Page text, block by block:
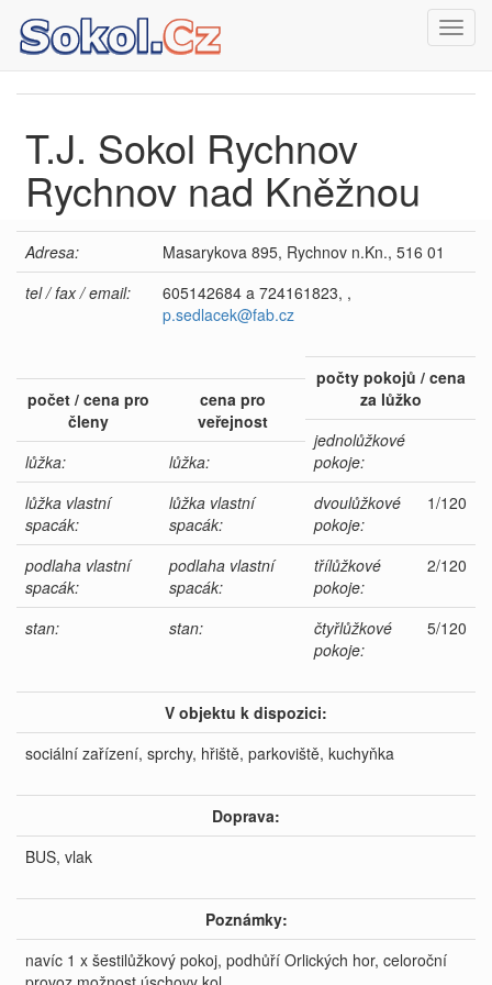
T.J. Sokol Rychnov
Rychnov nad Kněžnou
Adresa:
Masarykova 895, Rychnov n.Kn., 516 01
tel / fax / email:
605142684 a 724161823, ,
p.sedlacek@fab.cz
počet / cena pro
členy
lůžka:
lůžka vlastní
spacák:
podlaha vlastní
spacák:
stan:
cena pro
veřejnost
lůžka:
lůžka vlastní
spacák:
podlaha vlastní
spacák:
stan:
počty pokojů / cena
za lůžko
jednolůžkové
pokoje:
dvoulůžkové
pokoje:
1/120
třílůžkové
pokoje:
2/120
čtyřlůžkové
pokoje:
5/120
V objektu k dispozici:
sociální zařízení, sprchy, hřiště, parkoviště, kuchyňka
Doprava:
BUS, vlak
Poznámky:
navíc 1 x šestilůžkový pokoj, podhůří Orlických hor, celoroční